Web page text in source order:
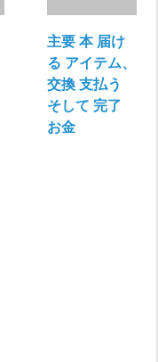
主要 本 届け
る アイテム、
交換 支払う
そして 完了
お金